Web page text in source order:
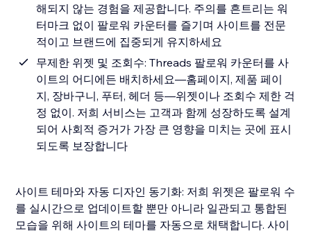
해되지 않는 경험을 제공합니다. 주의를 흔트리는 워
터마크 없이 팔로워 카운터를 즐기며 사이트를 전문
적이고 브랜드에 집중되게 유지하세요
무제한 위젯 및 조회수: Threads 팔로워 카운터를 사
이트의 어디에든 배치하세요—홈페이지, 제품 페이
지, 장바구니, 푸터, 헤더 등—위젯이나 조회수 제한 걱
정 없이. 저희 서비스는 고객과 함께 성장하도록 설계
되어 사회적 증거가 가장 큰 영향을 미치는 곳에 표시
되도록 보장합니다
사이트 테마와 자동 디자인 동기화: 저희 위젯은 팔로워 수
를 실시간으로 업데이트할 뿐만 아니라 일관되고 통합된
모습을 위해 사이트의 테마를 자동으로 채택합니다. 사이